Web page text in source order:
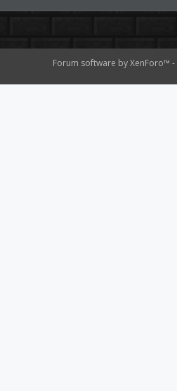
Forum software by XenForo™ -